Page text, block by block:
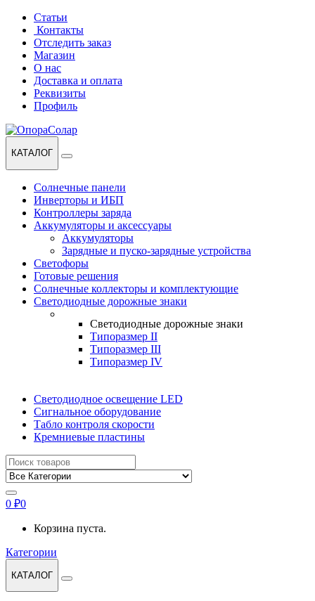
Перейти
навигации
Перейти
содержанию
Статьи
Контакты
Отследить заказ
Магазин
О нас
Доставка и оплата
Реквизиты
Профиль
КАТАЛОГ
Солнечные панели
Инверторы и ИБП
Контроллеры заряда
Аккумуляторы и аксессуары
Аккумуляторы
Зарядные и пуско-зарядные устройства
Светофоры
Готовые решения
Солнечные коллекторы и комплектующие
Светодиодные дорожные знаки
Светодиодные дорожные знаки
Типоразмер II
Типоразмер III
Типоразмер IV
Светодиодное освещение LED
Сигнальное оборудование
Табло контроля скорости
Кремниевые пластины
Найти:
0 ₽0
Корзина пуста.
Категории
КАТАЛОГ